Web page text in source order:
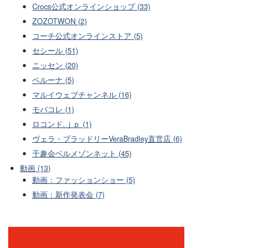
Crocs公式オンラインショップ (33)
ZOZOTWON (2)
コーチ公式オンラインストア (5)
セシール (51)
ニッセン (20)
ベルーナ (5)
マルイウェブチャンネル (16)
モバコレ (1)
ロコンド.ｊｐ (1)
ヴェラ・ブラッドリーVeraBradley直営店 (6)
千趣会ベルメゾンネット (45)
動画 (13)
動画：ファッションショー (5)
動画：新作発表会 (7)